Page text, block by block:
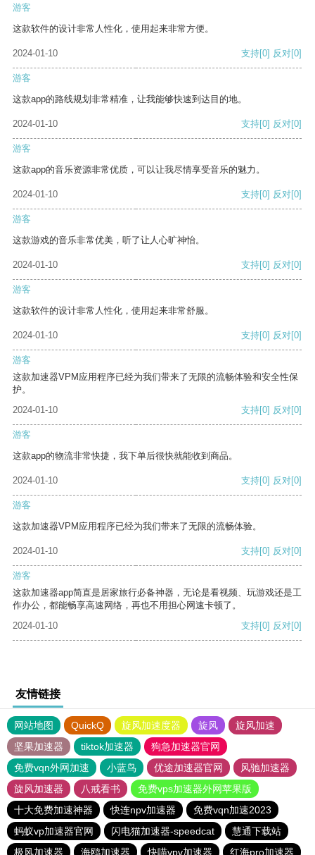
游客
这款软件的设计非常人性化，使用起来非常方便。
2024-01-10 支持[0] 反对[0]
游客
这款app的路线规划非常精准，让我能够快速到达目的地。
2024-01-10 支持[0] 反对[0]
游客
这款app的音乐资源非常优质，可以让我尽情享受音乐的魅力。
2024-01-10 支持[0] 反对[0]
游客
这款游戏的音乐非常优美，听了让人心旷神怡。
2024-01-10 支持[0] 反对[0]
游客
这款软件的设计非常人性化，使用起来非常舒服。
2024-01-10 支持[0] 反对[0]
游客
这款加速器VPM应用程序已经为我们带来了无限的流畅体验和安全性保
护。
2024-01-10
支持[0] 反对[0]
游客
这款app的物流非常快捷，我下单后很快就能收到商品。
2024-01-10 支持[0] 反对[0]
游客
这款加速器VPM应用程序已经为我们带来了无限的流畅体验。
2024-01-10 支持[0] 反对[0]
游客
这款加速器app简直是居家旅行必备神器，无论是看视频、玩游戏还是工
作办公，都能畅享高速网络，再也不用担心网速卡顿了。
2024-01-10
支持[0] 反对[0]
友情链接
网站地图 QuickQ 旋风加速度器 旋风
旋风加速
坚果加速器
tiktok加速器
狗急加速器官网
免费vqn外网加速
小蓝鸟 优途加速器官网
风驰加速器
旋风加速器
八戒看书
免费vps加速器外网苹果版
十大免费加速神器
快连npv加速器
免费vqn加速2023
蚂蚁vp加速器官网
闪电猫加速器-speedcat
慧通下载站
极风加速器
海鸥加速器 快喵vpv加速器 红海pro加速器